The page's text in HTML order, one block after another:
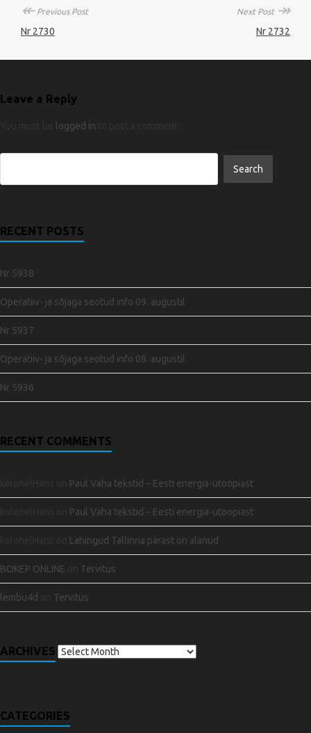
↞Previous Post
Nr 2730
Next Post ↠
Nr 2732
Leave a Reply
logged in
RECENT POSTS
Nr 5938
Operatiiv- ja sõjaga seotud info 09. augustil
Nr 5937
Operatiiv- ja sõjaga seotud info 08. augustil
Nr 5936
RECENT COMMENTS
Paul Vaha tekstid – Eesti energia-utoopiast
Paul Vaha tekstid – Eesti energia-utoopiast
Lahingud Tallinna pärast on alanud
BOKEP ONLINE Tervitus
lembu4d Tervitus
ARCHIVES
CATEGORIES